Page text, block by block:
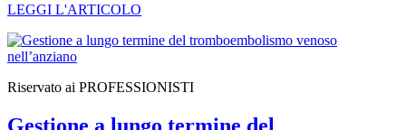
LEGGI L'ARTICOLO
Riservato ai PROFESSIONISTI
Gestione a lungo termine del